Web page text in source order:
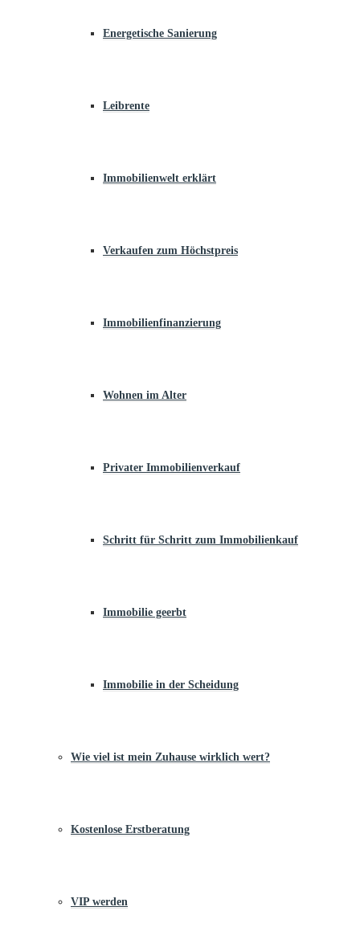
Energetische Sanierung
Leibrente
Immobilienwelt erklärt
Verkaufen zum Höchstpreis
Immobilienfinanzierung
Wohnen im Alter
Privater Immobilienverkauf
Schritt für Schritt zum Immobilienkauf
Immobilie geerbt
Immobilie in der Scheidung
Wie viel ist mein Zuhause wirklich wert?
Kostenlose Erstberatung
VIP werden